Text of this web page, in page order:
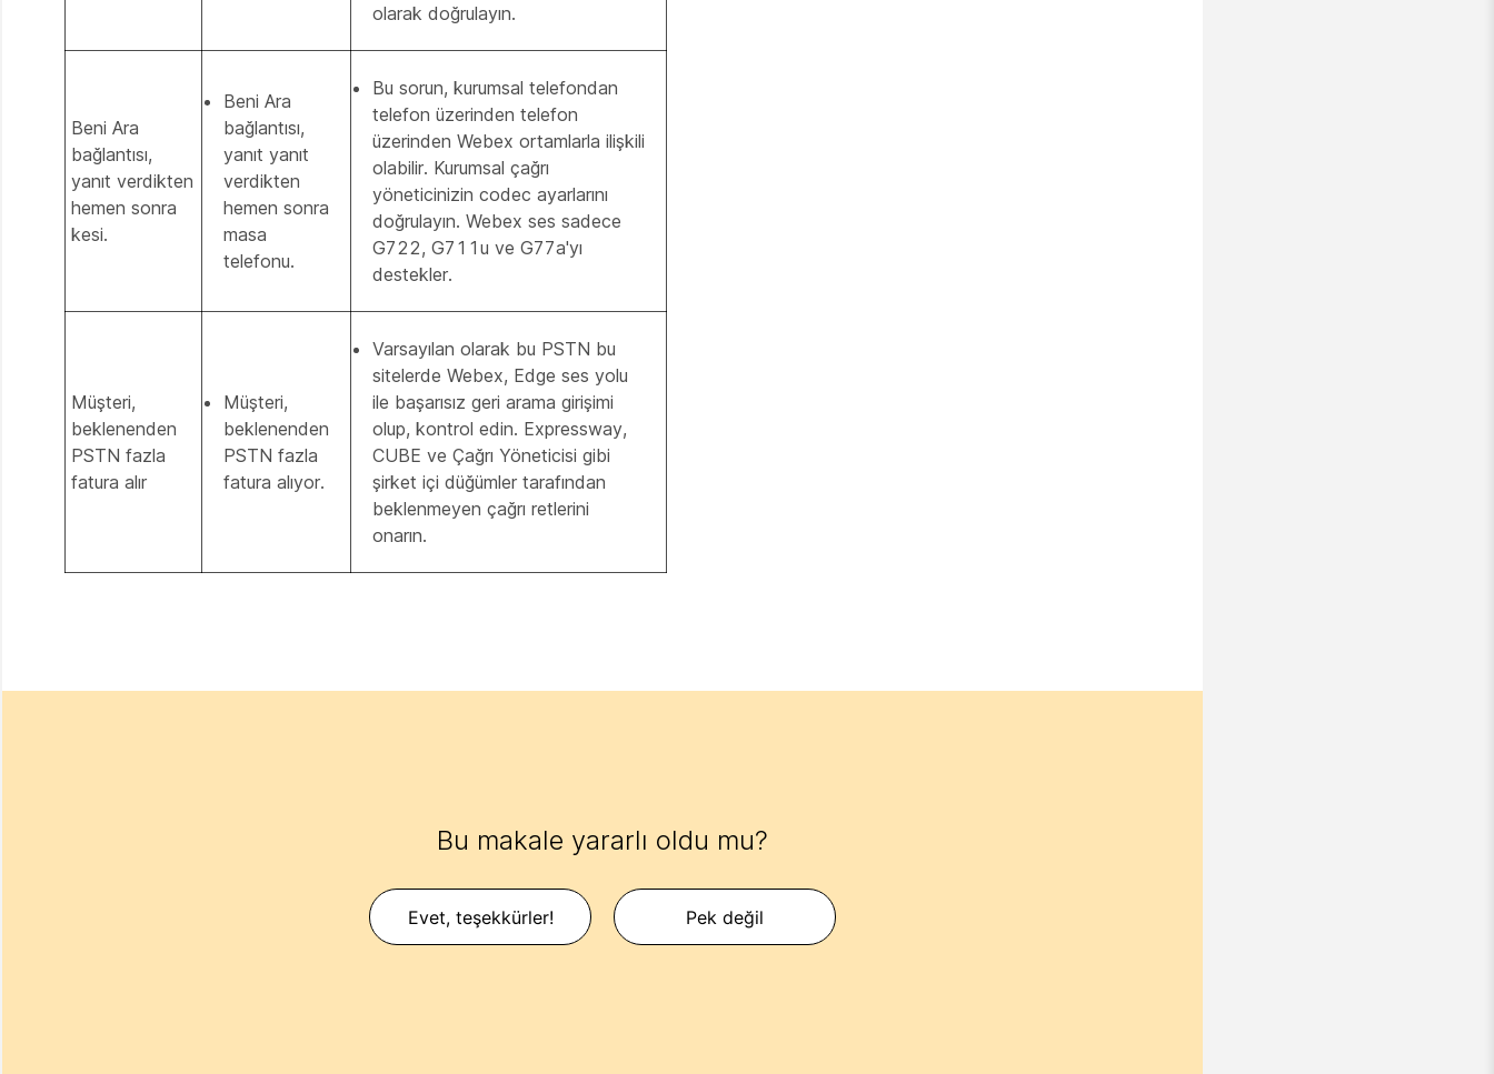
olarak doğrulayın.
Beni Ara
bağlantısı,
yanıt verdikten
hemen sonra
kesi.
Beni Ara
bağlantısı,
yanıt yanıt
verdikten
hemen sonra
masa
telefonu.
Bu sorun, kurumsal telefondan
telefon üzerinden telefon
üzerinden Webex ortamlarla ilişkili
olabilir. Kurumsal çağrı
yöneticinizin codec ayarlarını
doğrulayın. Webex ses sadece
G722, G711u ve G77a'yı
destekler.
Müşteri,
beklenenden
PSTN fazla
fatura alır
Müşteri,
beklenenden
PSTN fazla
fatura alıyor.
Varsayılan olarak bu PSTN bu
sitelerde Webex, Edge ses yolu
ile başarısız geri arama girişimi
olup, kontrol edin. Expressway,
CUBE ve Çağrı Yöneticisi gibi
şirket içi düğümler tarafından
beklenmeyen çağrı retlerini
onarın.
Bu makale yararlı oldu mu?
Evet, teşekkürler! Pek değil